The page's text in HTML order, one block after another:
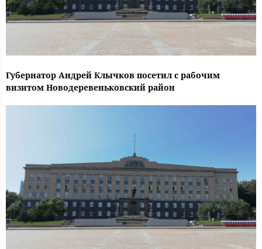
Губернатор Андрей Клычков посетил с рабочим
визитом Новодеревеньковский район